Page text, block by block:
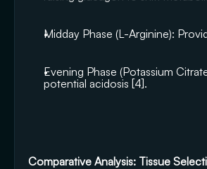
Midday Phase (L-Arginine):
Evening Phase (Potassium
potential acidosis [4].
Comparative Analysis: Tissue